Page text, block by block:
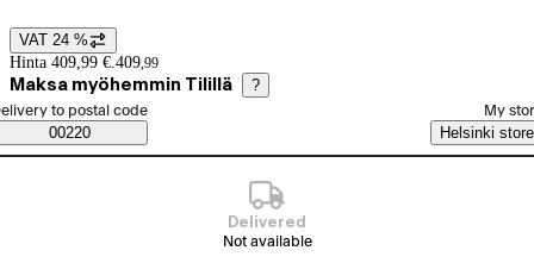
Price details
VAT 24 %
Hinta 409,99 €. 409,99
Maksa myöhemmin Tilillä ?
Saatavuustiedot
order method
to postal code
00220
My
Helsinki store
Delivered
Not available